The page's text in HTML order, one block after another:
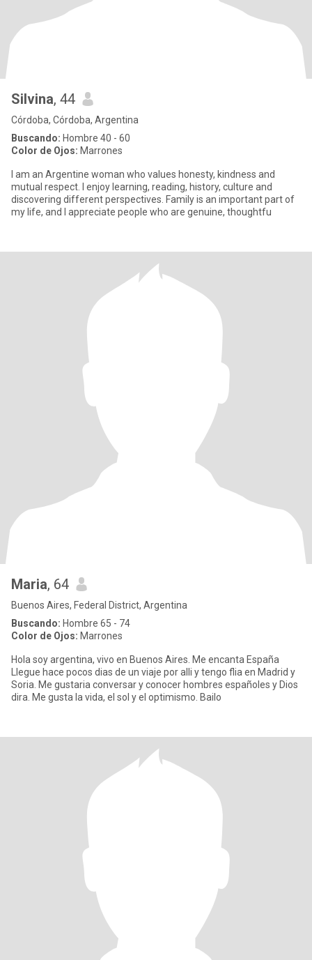
Silvina, 44
Córdoba, Córdoba, Argentina
Buscando: Hombre 40 - 60
Color de Ojos: Marrones
I am an Argentine woman who values honesty, kindness and
mutual respect. I enjoy learning, reading, history, culture and
discovering different perspectives. Family is an important part of
my life, and I appreciate people who are genuine, thoughtfu
Maria, 64
Buenos Aires, Federal District, Argentina
Buscando: Hombre 65 - 74
Color de Ojos: Marrones
Hola soy argentina, vivo en Buenos Aires. Me encanta España
Llegue hace pocos dias de un viaje por alli y tengo flia en Madrid y
Soria. Me gustaria conversar y conocer hombres españoles y Dios
dira. Me gusta la vida, el sol y el optimismo. Bailo